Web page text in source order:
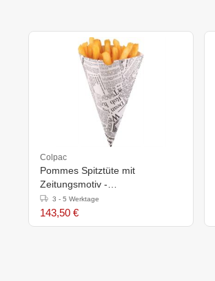
Colpac
Pommes Spitztüte mit
Zeitungsmotiv -
182x100x(h)183mm - 1000
Stück
3 - 5 Werktage
143,50 €